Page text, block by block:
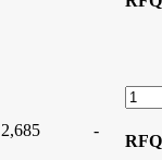
2,685 -
RFQ